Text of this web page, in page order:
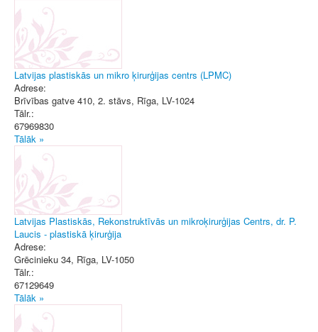
Latvijas plastiskās un mikro ķirurģijas centrs (LPMC)
Adrese:
Brīvības gatve 410, 2. stāvs, Rīga, LV-1024
Tālr.:
67969830
Tālāk »
Latvijas Plastiskās, Rekonstruktīvās un mikroķirurģijas Centrs, dr. P.
Laucis - plastiskā ķirurģija
Adrese:
Grēcinieku 34, Rīga, LV-1050
Tālr.:
67129649
Tālāk »